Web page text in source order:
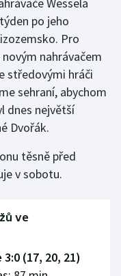
Wessela
po jeho
Pro
nahrávačem
středovými hráči
sehraní, abychom
dnes největší
Dvořák.
těsně před
v sobotu.
ve
(17, 20, 21)